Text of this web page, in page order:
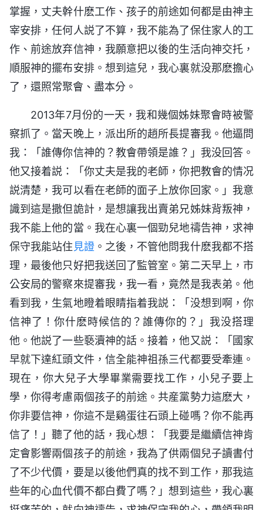
掌握，丈夫幹什麽工作、孩子的前途如何都是由神主
宰安排，任何人説了不算，我不能為了保住家人的工
作、前途放弃信神，我願意把以後的生活向神交托，
順服神的擺布安排。想到這兒，我心裏就没那麽擔心
了，還照常聚會、盡本分。
2013年7月份的一天，我和幾個姊妹聚會時被警
察抓了。當天晚上，派出所的趙所長提審我。他逼問
我：「誰傳你信神的？教會帶領是誰？」我没回答。
他又接着説：「你丈夫是我的老師，你把教會的情况
説清楚，我可以看在老師的面子上放你回家。」我意
識到這是撒但詭計，是想讓我出賣弟兄姊妹背叛神，
我不能上他的當。我在心裏一個勁兒地禱告神，求神
保守我能站住 見證。之後，不管他問我什麽我都不搭
理，最後他只好把我送回了監管室。第二天早上，市
公安局的警察來提審我，我一看，竟然是我表弟。他
看到我，生氣地瞪着眼睛指着我説：「没想到啊，你
信神了！你什麽時候信的？誰傳你的？」我没搭理
他。他説了一些褻瀆神的話。接着，他又説：「國家
早就下達紅頭文件，信全能神祖孫三代都要受牽連。
現在，你大兒子大學畢業需要找工作，小兒子要上
學，你得考慮兩個孩子的前途。共産黨勢力這麽大，
你非要信神，你這不是鷄蛋往石頭上碰嗎？你不能再
信了！」聽了他的話，我心想：「我要是繼續信神肯
定會影響兩個孩子的前途，我為了供兩個兒子讀書付
了不少代價，要是以後他們真的找不到工作，那我這
些年的心血代價不都白費了嗎？」想到這些，我心裏